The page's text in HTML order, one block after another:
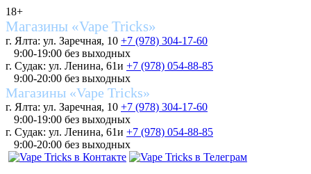
18+
Магазины «Vape Tricks»
г. Ялта: ул. Заречная, 10 +7 (978) 304-17-60
9:00-19:00 без выходных
г. Судак: ул. Ленина, 61и +7 (978) 054-88-85
9:00-20:00 без выходных
Магазины «Vape Tricks»
г. Ялта: ул. Заречная, 10 +7 (978) 304-17-60
9:00-19:00 без выходных
г. Судак: ул. Ленина, 61и +7 (978) 054-88-85
9:00-20:00 без выходных